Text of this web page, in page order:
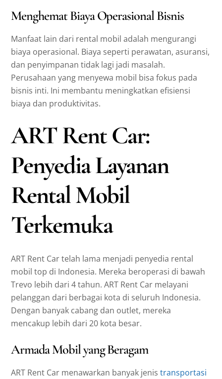
Menghemat Biaya Operasional Bisnis
Manfaat lain dari rental mobil adalah mengurangi
biaya operasional. Biaya seperti perawatan, asuransi,
dan penyimpanan tidak lagi jadi masalah.
Perusahaan yang menyewa mobil bisa fokus pada
bisnis inti. Ini membantu meningkatkan efisiensi
biaya dan produktivitas.
ART Rent Car:
Penyedia Layanan
Rental Mobil
Terkemuka
ART Rent Car telah lama menjadi penyedia rental
mobil top di Indonesia. Mereka beroperasi di bawah
Trevo lebih dari 4 tahun. ART Rent Car melayani
pelanggan dari berbagai kota di seluruh Indonesia.
Dengan banyak cabang dan outlet, mereka
mencakup lebih dari 20 kota besar.
Armada Mobil yang Beragam
ART Rent Car menawarkan banyak jenistransportasi